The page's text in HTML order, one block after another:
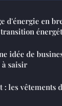
d'énergie en
idée de
à saisir
: les vêtements